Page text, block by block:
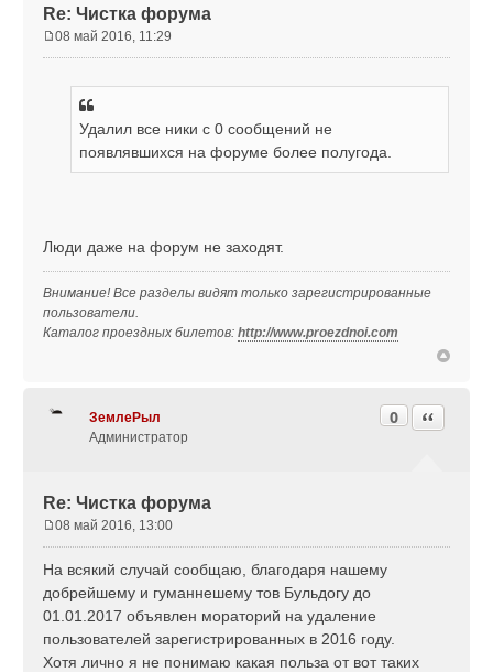
Re: Чистка форума
08 май 2016, 11:29
Удалил все ники с 0 сообщений не
появлявшихся на форуме более полугода.
Люди даже на форум не заходят.
Внимание! Все разделы видят только зарегистрированные
пользователи.
Каталог проездных билетов:http://www.proezdnoi.com
ЗемлеРыл
Администратор
Re: Чистка форума
0 Цитата
о
б
щ
е
н
08 май 2016, 13:00
На всякий случай сообщаю, благодаря нашему
добрейшему и гуманнешему тов Бульдогу до
01.01.2017 объявлен мораторий на удаление
пользователей зарегистрированных в 2016 году.
Хотя лично я не понимаю какая польза от вот таких